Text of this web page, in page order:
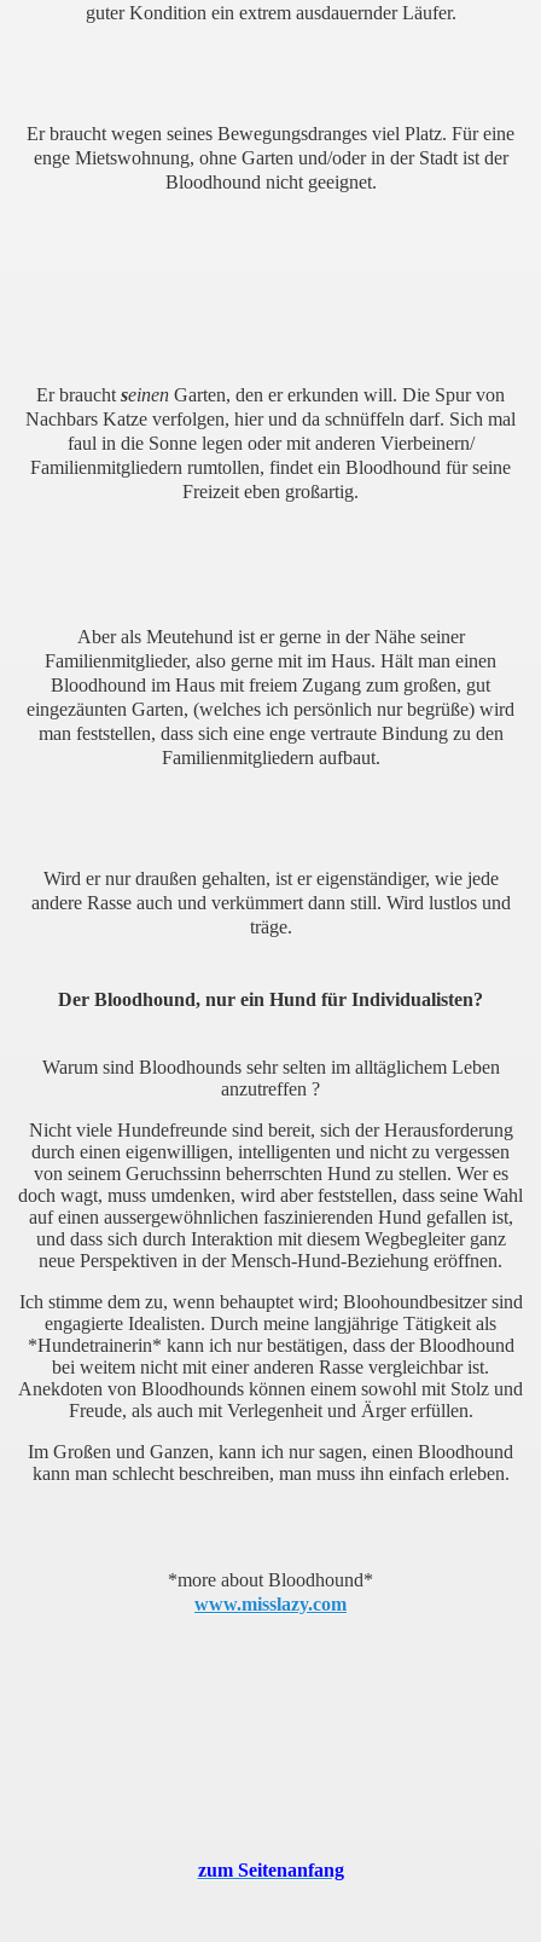
guter Kondition ein extrem ausdauernder Läufer.
Er braucht wegen seines Bewegungsdranges viel Platz. Für eine
enge Mietswohnung, ohne Garten und/oder in der Stadt ist der
Bloodhound nicht geeignet.
Er braucht seinen Garten, den er erkunden will. Die Spur von
Nachbars Katze verfolgen, hier und da schnüffeln darf. Sich mal
faul in die Sonne legen oder mit anderen Vierbeinern/
Familienmitgliedern rumtollen, findet ein Bloodhound für seine
Freizeit eben großartig.
Aber als Meutehund ist er gerne in der Nähe seiner
Familienmitglieder, also gerne mit im Haus. Hält man einen
Bloodhound im Haus mit freiem Zugang zum großen, gut
eingezäunten Garten, (welches ich persönlich nur begrüße) wird
man feststellen, dass sich eine enge vertraute Bindung zu den
Familienmitgliedern aufbaut.
Wird er nur draußen gehalten, ist er eigenständiger, wie jede
andere Rasse auch und verkümmert dann still. Wird lustlos und
träge.
Der Bloodhound, nur ein Hund für Individualisten?
Warum sind Bloodhounds sehr selten im alltäglichem Leben
anzutreffen ?
Nicht viele Hundefreunde sind bereit, sich der Herausforderung
durch einen eigenwilligen, intelligenten und nicht zu vergessen
von seinem Geruchssinn beherrschten Hund zu stellen. Wer es
doch wagt, muss umdenken, wird aber feststellen, dass seine Wahl
auf einen aussergewöhnlichen faszinierenden Hund gefallen ist,
und dass sich durch Interaktion mit diesem Wegbegleiter ganz
neue Perspektiven in der Mensch-Hund-Beziehung eröffnen.
Ich stimme dem zu, wenn behauptet wird; Bloohoundbesitzer sind
engagierte Idealisten. Durch meine langjährige Tätigkeit als
*Hundetrainerin* kann ich nur bestätigen, dass der Bloodhound
bei weitem nicht mit einer anderen Rasse vergleichbar ist.
Anekdoten von Bloodhounds können einem sowohl mit Stolz und
Freude, als auch mit Verlegenheit und Ärger erfüllen.
Im Großen und Ganzen, kann ich nur sagen, einen Bloodhound
kann man schlecht beschreiben, man muss ihn einfach erleben.
*more about Bloodhound*
www.misslazy.com
zum Seitenanfang